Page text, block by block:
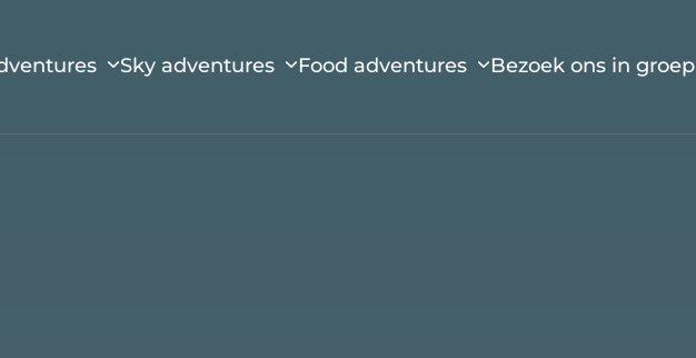
Sky adventures Food adventures Bezoek ons in groep